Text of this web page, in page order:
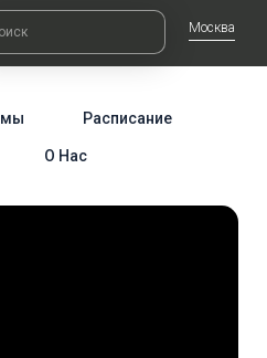
Москва
Расписание
О Нас